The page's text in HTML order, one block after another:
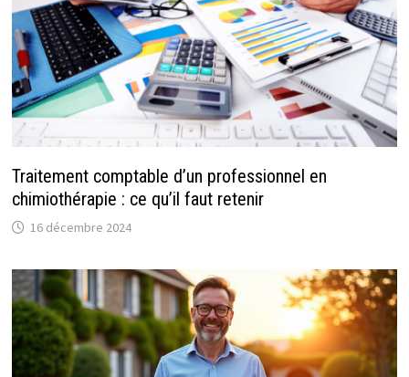
Traitement comptable d’un professionnel en
chimiothérapie : ce qu’il faut retenir
16 décembre 2024